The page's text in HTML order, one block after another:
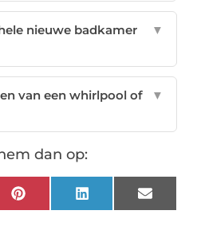
nieuwe badkamer
▼
van een whirlpool of
▼
dan op:
Pinterest LinkedIn Email